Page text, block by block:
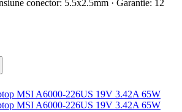
conector: 5.5x2.5mm · Garantie: 12